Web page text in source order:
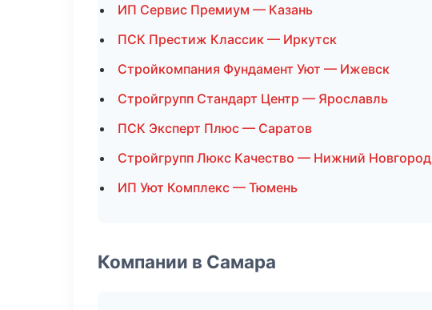
ИП Сервис Премиум — Казань
ПСК Престиж Классик — Иркутск
Стройкомпания Фундамент Уют — Ижевск
Стройгрупп Стандарт Центр — Ярославль
ПСК Эксперт Плюс — Саратов
Стройгрупп Люкс Качество — Нижний Новгород
ИП Уют Комплекс — Тюмень
Компании в Самара